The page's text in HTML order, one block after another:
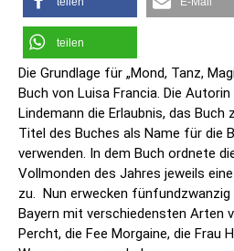
teilen
Die Grundlage für „Mond, Tanz,
Buch von Luisa Francia. Die
Lindemann die Erlaubnis, das Buch
Titel des Buches als Name für die
verwenden. In dem Buch ordnete
Vollmonden des Jahres jeweils
zu. Nun erwecken fünfundzwanzig
Bayern mit verschiedensten Arten
Percht, die Fee Morgaine, die Frau